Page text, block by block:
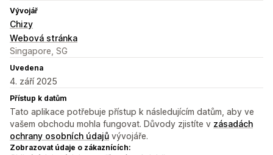
Vývojář
Chizy
Webová stránka
Singapore, SG
Uvedena
4. září 2025
Přístup k datům
Tato aplikace potřebuje přístup k následujícím datům, aby ve
vašem obchodu mohla fungovat. Důvody zjistíte v zásadách
ochrany osobních údajů vývojáře.
Zobrazovat údaje o zákaznících: